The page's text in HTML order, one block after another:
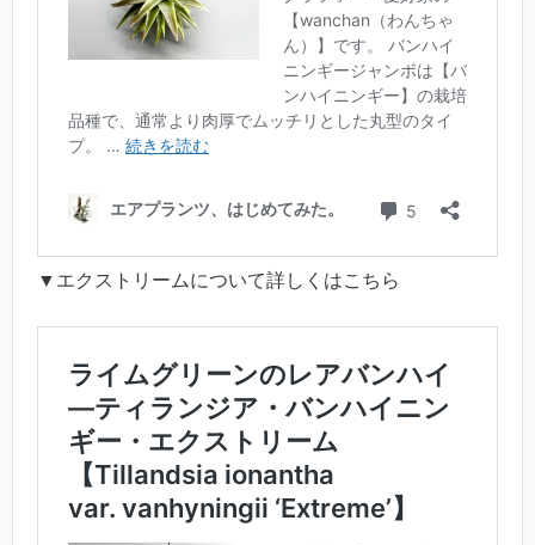
▼エクストリームについて詳しくはこちら